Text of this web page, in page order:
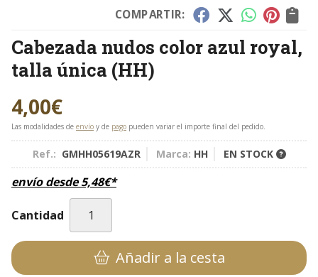
COMPARTIR:
Cabezada nudos color azul royal,
talla única (HH)
4,00€
Las modalidades de envío y de pago pueden variar el importe final del pedido.
Ref.: GMHH05619AZR Marca: HH EN STOCK
envío desde5,48€*
Cantidad
Añadir a la cesta